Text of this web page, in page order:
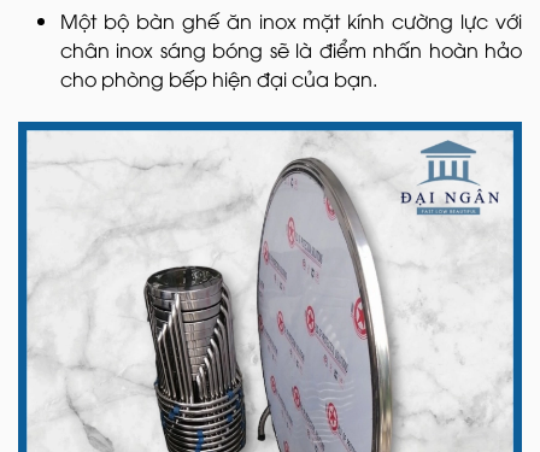
Một bộ bàn ghế ăn inox mặt kính cường lực với
chân inox sáng bóng sẽ là điểm nhấn hoàn hảo
cho phòng bếp hiện đại của bạn.